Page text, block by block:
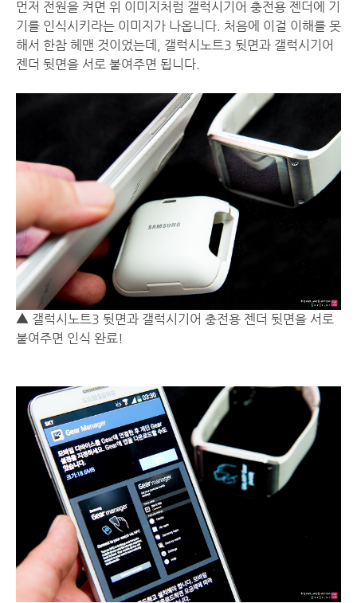
먼저 전원을 켜면 위 이미지처럼 갤럭시기어 충전용 젠더에 기
기를 인식시키라는 이미지가 나옵니다. 처음에 이걸 이해를 못
해서 한참 헤맨 것이었는데, 갤럭시노트3 뒷면과 갤럭시기어
젠더 뒷면을 서로 붙여주면 됩니다.
▲ 갤럭시노트3 뒷면과 갤럭시기어 충전용 젠더 뒷면을 서로
붙여주면 인식 완료!